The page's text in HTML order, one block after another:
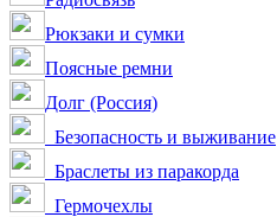
Рюкзаки и сумки
Поясные ремни
Долг (Россия)
Безопасность и выживание
Браслеты из паракорда
Гермочехлы